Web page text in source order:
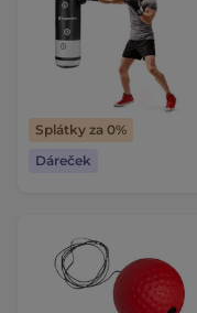
Splátky za 0%
Dáreček